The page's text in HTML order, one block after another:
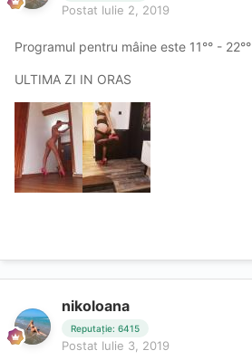
Postat Iulie 2, 2019
Programul pentru mâine este 11°° - 22°°
ULTIMA ZI IN ORAS
nikoloana
Reputație: 6415
Postat Iulie 3, 2019